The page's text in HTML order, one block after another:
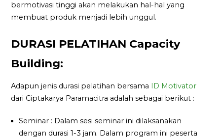
bermotivasi tinggi akan melakukan hal-hal yang
membuat produk menjadi lebih unggul.
DURASI PELATIHAN Capacity
Building:
Adapun jenis durasi pelatihan bersama ID Motivator
dari Ciptakarya Paramacitra adalah sebagai berikut :
Seminar : Dalam sesi seminar ini dilaksanakan
dengan durasi 1-3 jam. Dalam program ini peserta